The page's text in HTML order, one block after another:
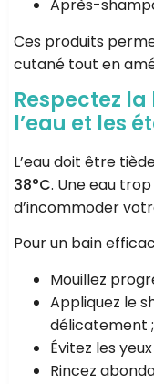
Après-
Ces produits
cutané tout en
Respectez
l’eau et les
L’eau doit être
38°C. Une eau
d’incommoder
Pour un bain
Mouillez
Appliquez le
délicatement ;
Évitez les
Rincez